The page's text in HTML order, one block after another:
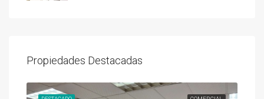
Propiedades Destacadas